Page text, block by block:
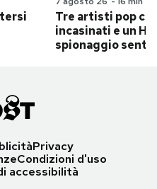
Tre artisti pop
incasinati e un
spionaggio
Privacy
Condizioni d'uso
accessibilità